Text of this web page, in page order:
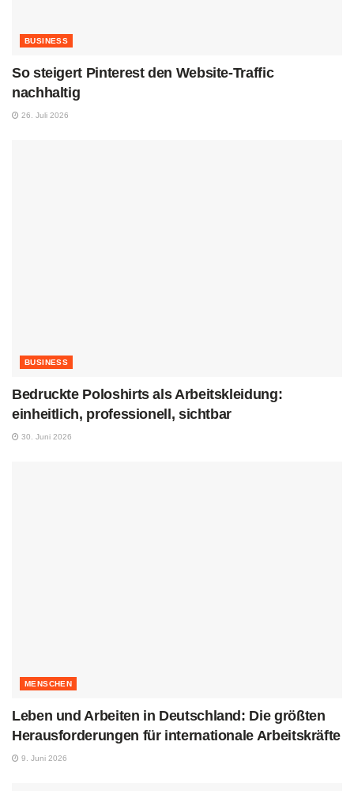
BUSINESS
So steigert Pinterest den Website-Traffic
nachhaltig
26. Juli 2026
BUSINESS
Bedruckte Poloshirts als Arbeitskleidung:
einheitlich, professionell, sichtbar
30. Juni 2026
MENSCHEN
Leben und Arbeiten in Deutschland: Die größten
Herausforderungen für internationale Arbeitskräfte
9. Juni 2026